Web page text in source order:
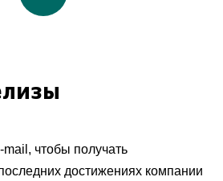
mail, чтобы получать
достижениях компании